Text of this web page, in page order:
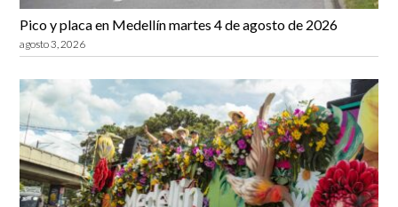
Pico y placa en Medellín martes 4 de agosto de 2026
agosto 3, 2026